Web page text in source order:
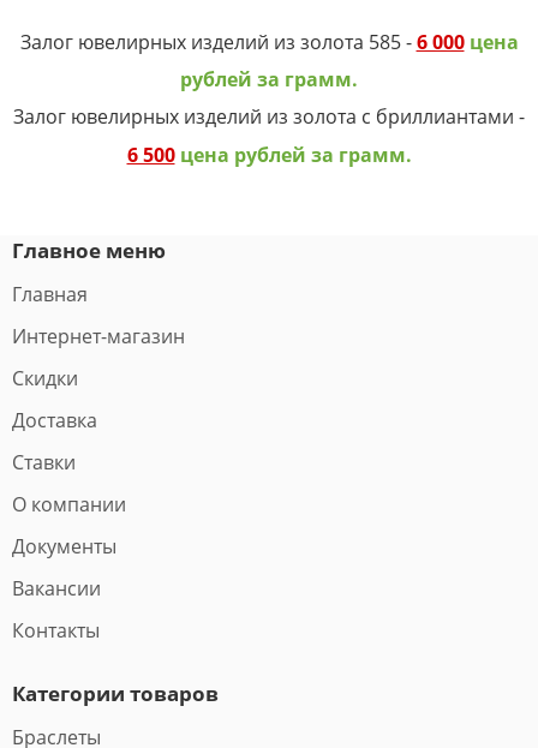
Залог ювелирных изделий из золота 585 -6 000цена
рублей за грамм.
Залог ювелирных изделий из золота с бриллиантами -
6 500цена рублей за грамм.
Главное меню
Главная
Интернет-магазин
Скидки
Доставка
Ставки
О компании
Документы
Вакансии
Контакты
Категории товаров
Браслеты